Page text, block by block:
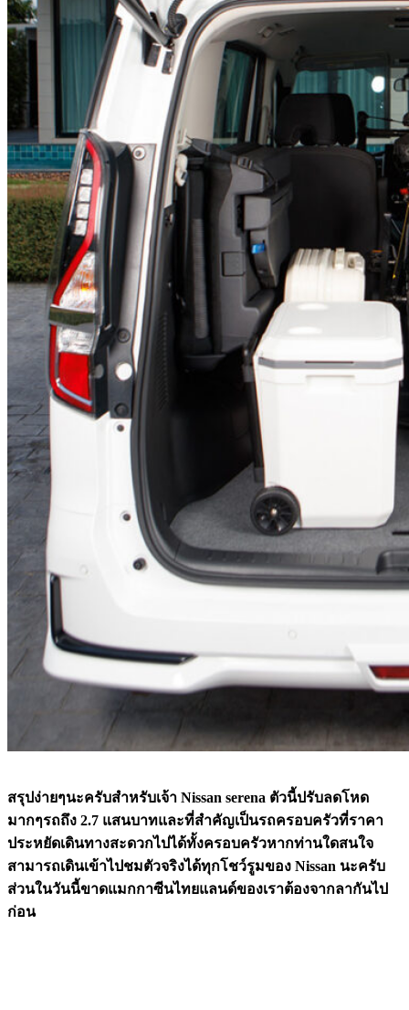
สรุปง่ายๆนะครับสำหรับเจ้า Nissan serena ตัวนี้ปรับลดโหด
มากๆรถถึง 2.7 แสนบาทและที่สำคัญเป็นรถครอบครัวที่ราคา
ประหยัดเดินทางสะดวกไปได้ทั้งครอบครัวหากท่านใดสนใจ
สามารถเดินเข้าไปชมตัวจริงได้ทุกโชว์รูมของ Nissan นะครับ
ส่วนในวันนี้ขาดแมกกาซีนไทยแลนด์ของเราต้องจากลากันไป
ก่อน